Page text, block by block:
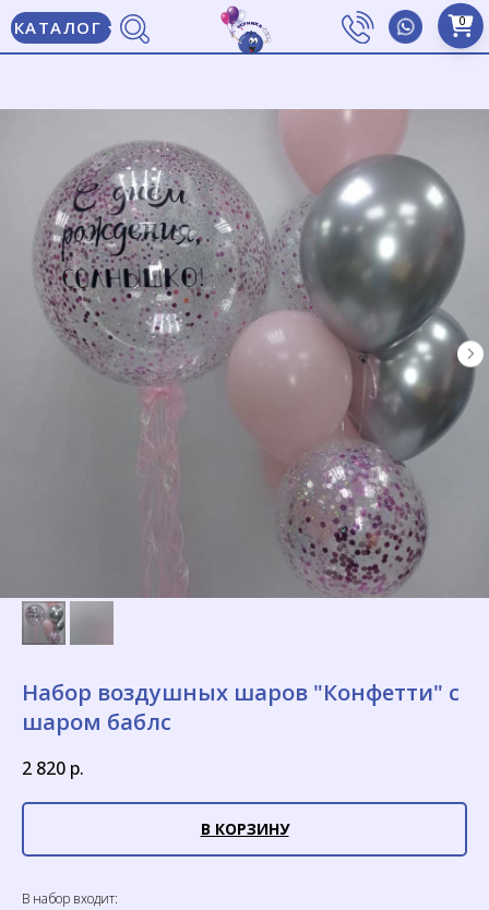
0
КАТАЛОГ
Набор воздушных шаров "Конфетти" с
шаром баблс
2 820 р.
В КОРЗИНУ
В набор входит: